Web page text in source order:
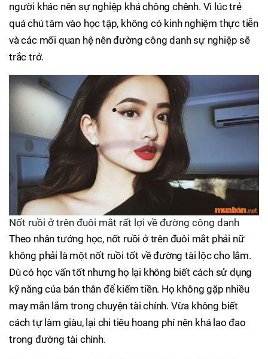
người khác nên sự nghiệp khá chông chênh. Vì lúc trẻ
quá chú tâm vào học tập, không có kinh nghiệm thực tiễn
và các mối quan hệ nên đường công danh sự nghiệp sẽ
trắc trở.
Nốt ruồi ở trên đuôi mắt rất lợi về đường công danh
Theo nhân tướng học, nốt ruồi ở trên đuôi mắt phải nữ
không phải là một nốt ruồi tốt về đường tài lộc cho lắm.
Dù có học vấn tốt nhưng họ lại không biết cách sử dụng
kỹ năng của bản thân để kiếm tiền. Họ không gặp nhiều
may mắn lắm trong chuyện tài chính. Vừa không biết
cách tự làm giàu, lại chi tiêu hoang phí nên khá lao đao
trong đường tài chính.